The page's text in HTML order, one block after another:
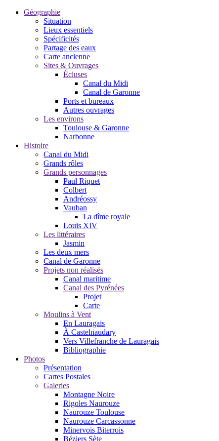
Géographie
Situation
Lieux essentiels
Spécificités
Partage des eaux
Carte ancienne
Sites & Ouvrages
Écluses
Canal du Midi
Canal de Garonne
Ports et bureaux
Autres ouvrages
Les environs
Toulouse & Garonne
Narbonne
Histoire
Canal du Midi
Grands rôles
Grands personnages
Paul Riquet
Colbert
Andréossy
Vauban
La dîme royale
Louis XIV
Les littéraires
Jasmin
Les deux mers
Canal de Garonne
Projets non réalisés
Canal maritime
Canal des Pyrénées
Projet
Carte
Moulins à Vent
En Lauragais
À Castelnaudary
Vers Villefranche de Lauragais
Bibliographie
Photos
Présentation
Cartes Postales
Galeries
Montagne Noire
Rigoles Naurouze
Naurouze Toulouse
Naurouze Carcassonne
Minervois Biterrois
Béziers Sète